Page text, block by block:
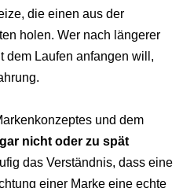
die einen aus der
holen. Wer nach längerer
dem Laufen anfangen will,
und dem
nicht oder zu spät
das Verständnis, dass eine
einer Marke eine echte